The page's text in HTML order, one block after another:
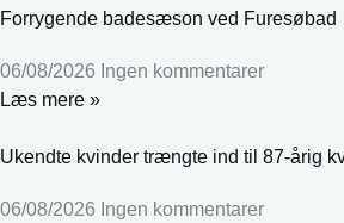
Forrygende badesæson ved Furesøbad
06/08/2026 Ingen kommentarer
Læs mere »
Ukendte kvinder trængte ind til 87-årig
06/08/2026 Ingen kommentarer